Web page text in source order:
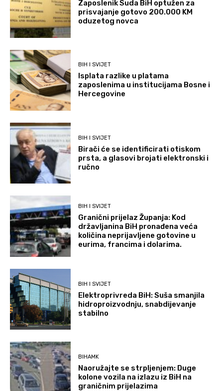
Zaposlenik Suda BiH optužen za
prisvajanje gotovo 200.000 KM
oduzetog novca
BIH I SVIJET
Isplata razlike u platama
zaposlenima u institucijama Bosne i
Hercegovine
BIH I SVIJET
Birači će se identificirati otiskom
prsta, a glasovi brojati elektronski i
ručno
BIH I SVIJET
Granični prijelaz Županja: Kod
državljanina BiH pronađena veća
količina neprijavljene gotovine u
eurima, francima i dolarima.
BIH I SVIJET
Elektroprivreda BiH: Suša smanjila
hidroproizvodnju, snabdijevanje
stabilno
BIHAMK
Naoružajte se strpljenjem: Duge
kolone vozila na izlazu iz BiH na
graničnim prijelazima